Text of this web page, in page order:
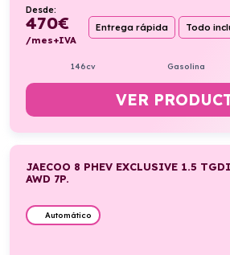
Desde:
470€
/mes+IVA
Entrega rápida Todo
146cv Gasolina
VER
JAECOO 8 PHEV EXCLUSIVE 1.5
AWD 7P.
Automático